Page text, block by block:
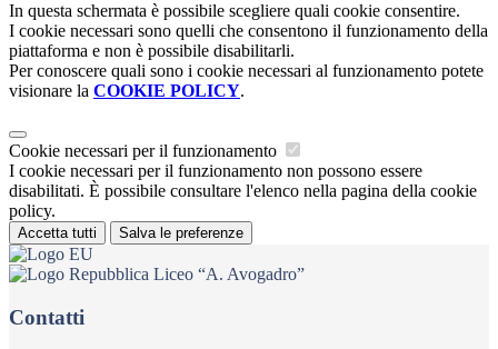
In questa schermata è possibile scegliere quali cookie consentire.
I cookie necessari sono quelli che consentono il funzionamento della
piattaforma e non è possibile disabilitarli.
Per conoscere quali sono i cookie necessari al funzionamento potete
visionare la COOKIE POLICY.
Cookie necessari per il funzionamento
I cookie necessari per il funzionamento non possono essere
disabilitati. È possibile consultare l'elenco nella pagina della cookie
policy.
Accetta tutti Salva le preferenze
Liceo “A. Avogadro”
Contatti